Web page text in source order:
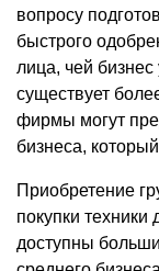
вопросу
быстрого
лица, чей
существует
фирмы могут
бизнеса,
Приобретение
покупки
доступны